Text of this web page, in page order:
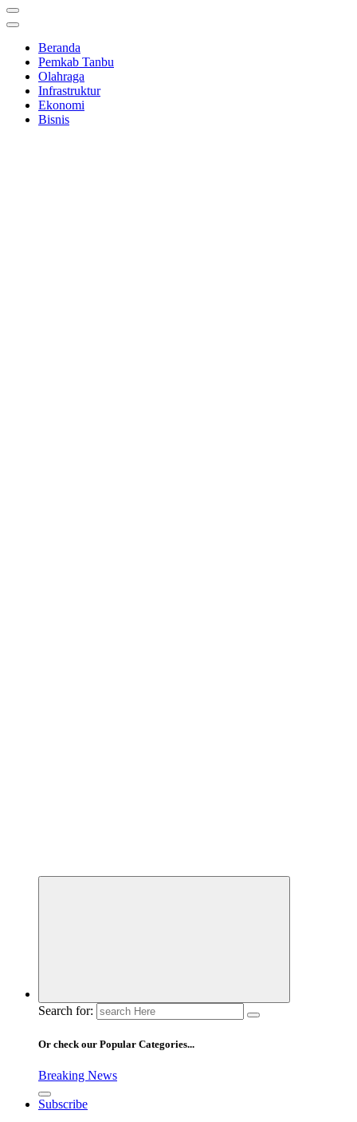
Beranda
Pemkab Tanbu
Olahraga
Infrastruktur
Ekonomi
Bisnis
Search for:
Or check our Popular Categories...
Breaking News
Subscribe